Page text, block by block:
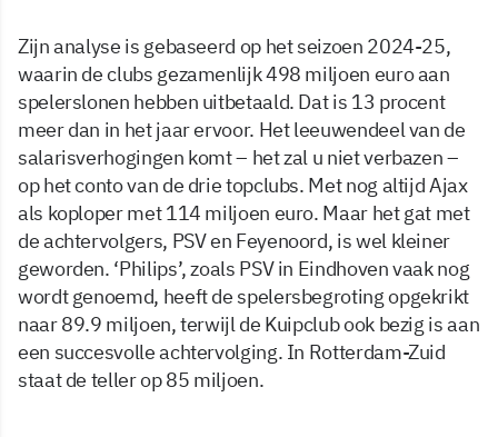
Zijn analyse is gebaseerd op het seizoen 2024-25,
waarin de clubs gezamenlijk 498 miljoen euro aan
spelerslonen hebben uitbetaald. Dat is 13 procent
meer dan in het jaar ervoor. Het leeuwendeel van de
salarisverhogingen komt – het zal u niet verbazen –
op het conto van de drie topclubs. Met nog altijd Ajax
als koploper met 114 miljoen euro. Maar het gat met
de achtervolgers, PSV en Feyenoord, is wel kleiner
geworden. ‘Philips’, zoals PSV in Eindhoven vaak nog
wordt genoemd, heeft de spelersbegroting opgekrikt
naar 89.9 miljoen, terwijl de Kuipclub ook bezig is aan
een succesvolle achtervolging. In Rotterdam-Zuid
staat de teller op 85 miljoen.